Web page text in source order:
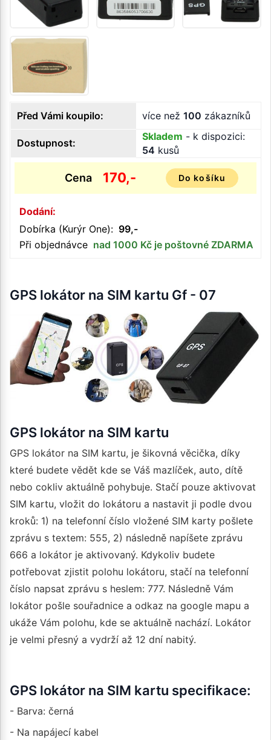
Před Vámi koupilo: více než 100 zákazníků
Dostupnost:
Skladem - k dispozici:
54 kusů
Cena 170,- Do košíku
Dodání:
Dobírka (Kurýr One): 99,-
Při objednávce nad 1000 Kč je poštovné ZDARMA
GPS lokátor na SIM kartu Gf - 07
GPS lokátor na SIM kartu
GPS lokátor na SIM kartu, je šikovná věcička, díky
které budete vědět kde se Váš mazlíček, auto, dítě
nebo cokliv aktuálně pohybuje. Stačí pouze aktivovat
SIM kartu, vložit do lokátoru a nastavit ji podle dvou
kroků: 1) na telefonní číslo vložené SIM karty pošlete
zprávu s textem: 555, 2) následně napíšete zprávu
666 a lokátor je aktivovaný. Kdykoliv budete
potřebovat zjistit polohu lokátoru, stačí na telefonní
číslo napsat zprávu s heslem: 777. Následně Vám
lokátor pošle souřadnice a odkaz na google mapu a
ukáže Vám polohu, kde se aktuálně nachází. Lokátor
je velmi přesný a vydrží až 12 dní nabitý.
GPS lokátor na SIM kartu specifikace:
- Barva: černá
- Na napájecí kabel